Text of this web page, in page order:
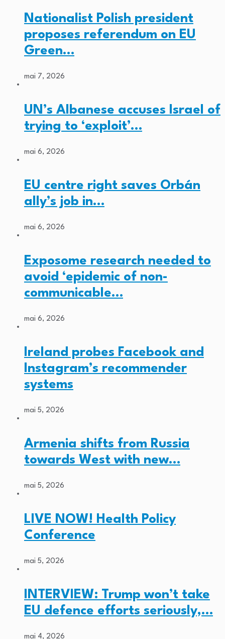
Nationalist Polish president
proposes referendum on EU
Green…
mai 7, 2026
UN’s Albanese accuses Israel of
trying to ‘exploit’…
mai 6, 2026
EU centre right saves Orbán
ally’s job in…
mai 6, 2026
Exposome research needed to
avoid ‘epidemic of non-
communicable…
mai 6, 2026
Ireland probes Facebook and
Instagram’s recommender
systems
mai 5, 2026
Armenia shifts from Russia
towards West with new…
mai 5, 2026
LIVE NOW! Health Policy
Conference
mai 5, 2026
INTERVIEW: Trump won’t take
EU defence efforts seriously,…
mai 4, 2026